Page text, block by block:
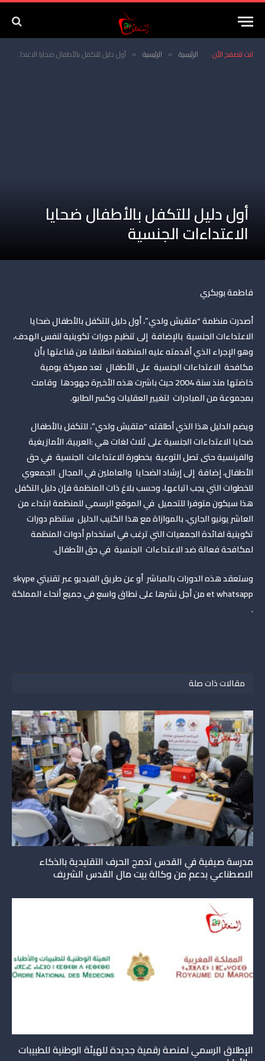
انت تتصفح الأن الرئيسية » الرئيسية » أول دليل للتكفل بالأطفال ضحايا الاعتداءات الجنسية
أول دليل للتكفل بالأطفال ضحايا
الاعتداءات الجنسية
فاطمة بوبكري
أصدرت منظمة “متقيش ولدي”، أول دليل للتكفل بالأطفال ضحايا
الاعتداءات الجنسية بالإضافة إلى تنظيم دورات تكوينية لنفس الهدف،
وهو الإجراء الذي أقدمته عليه المنظمة انطلاقا من قناعتها بأن
مكافحة الاعتداءات الجنسية على الأطفال تعد معركة يومية
خاضتها منذ سنة 2004 حيث باشرت هذه الأخيرة جهودها وقامت
بمجموعة من المبادرات لتغيير العقليات وكسر الطابو.
ويضم الدليل هذا الذي أطلقته “متقيش ولدي”، للتكفل بالأطفال
ضحايا الاعتداءات الجنسية على ثلاث لغات هي :العربية، الأمازيغية
والفرنسية حتى تصل التوعية بخطورة الاعتداءات الجنسية في حق
الأطفال، إضافة إلى إرشاد الضحايا والعاملين في المجال الجمعوي
للخطوات التي يجب اتباعها، وحسب بلاغ ذات المنظمة فإن دليل التكفل
هذا سيكون متوفرا للتحميل في الموقع الرسمي للمنظمة ابتداء من
العاشر يونيو الجاري، بالموازاة مع هذا الكتيب الدليل ستنظم دورات
تكوينية لفائدة الجمعيات التي ترغب في استخدام أدوات المنظمة
لمكافحة فعالة ضد الاعتداءات الجنسية في حق الأطفال.
وستعقد هذه الدورات بالمباشر أو عن طريق الفيديو عبر تقنيتي skype
et whatsapp من أجل نشرها على نطاق واسع في جميع أنحاء المملكة
.
مقالات ذات صلة
مدرسة صيفية في القدس تدمج الحرف التقليدية بالذكاء
الاصطناعي بدعم من وكالة بيت مال القدس الشريف
الإطلاق الرسمي لمنصة رقمية جديدة للهيئة الوطنية للطبيبات